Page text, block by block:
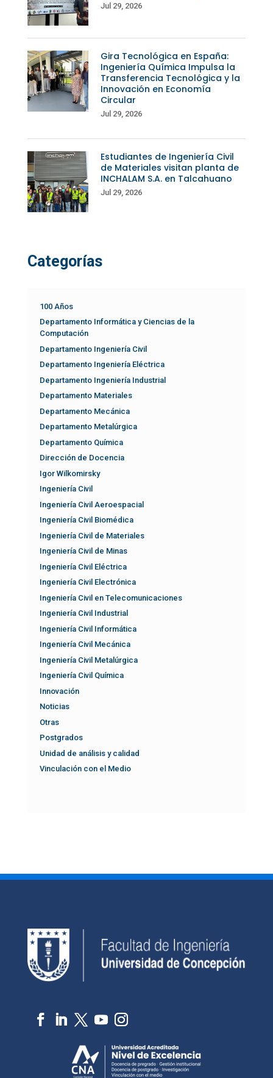
Jul 29, 2026
Gira Tecnológica en España:
Ingeniería Química Impulsa la
Transferencia Tecnológica y la
Innovación en Economía
Circular
Jul 29, 2026
Estudiantes de Ingeniería Civil
de Materiales visitan planta de
INCHALAM S.A. en Talcahuano
Jul 29, 2026
Categorías
100 Años
Departamento Informática y Ciencias de la
Computación
Departamento Ingeniería Civil
Departamento Ingeniería Eléctrica
Departamento Ingeniería Industrial
Departamento Materiales
Departamento Mecánica
Departamento Metalúrgica
Departamento Química
Dirección de Docencia
Igor Wilkomirsky
Ingeniería Civil
Ingeniería Civil Aeroespacial
Ingeniería Civil Biomédica
Ingeniería Civil de Materiales
Ingeniería Civil de Minas
Ingeniería Civil Eléctrica
Ingeniería Civil Electrónica
Ingeniería Civil en Telecomunicaciones
Ingeniería Civil Industrial
Ingeniería Civil Informática
Ingeniería Civil Mecánica
Ingeniería Civil Metalúrgica
Ingeniería Civil Química
Innovación
Noticias
Otras
Postgrados
Unidad de análisis y calidad
Vinculación con el Medio